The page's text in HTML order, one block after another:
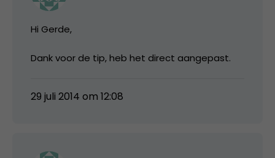
Hi Gerde,
Dank voor de tip, heb het direct aangepast.
29 juli 2014 om 12:08